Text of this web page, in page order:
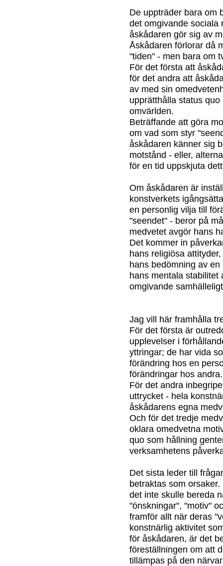
De uppträder bara om
det omgivande sociala
åskådaren gör sig av
Åskådaren förlorar då
"tiden" - men bara om
För det första att
för det andra att
av med sin
upprätthålla status
omvärlden.
Beträffande att göra
om vad som styr
åskådaren känner sig
motstånd - eller,
för en tid uppskjuta
Om åskådaren är
konstverkets
en personlig vilja till
"seendet" - beror på
medvetet avgör hans
Det kommer in
hans religiösa
hans bedömning av
hans mentala stabilitet
omgivande
Jag vill här framhålla
För det första är
upplevelser i
yttringar; de har vida
förändring hos en
förändringar hos andra.
För det andra
uttrycket - hela
åskådarens egna
Och för det tredje
oklara omedvetna
quo som hållning
verksamhetens
Det sista leder till
betraktas som
det inte skulle bereda
"önskningar", "motiv"
framför allt när deras
konstnärlig aktivitet
för åskådaren, är det
föreställningen om att
tillämpas på den